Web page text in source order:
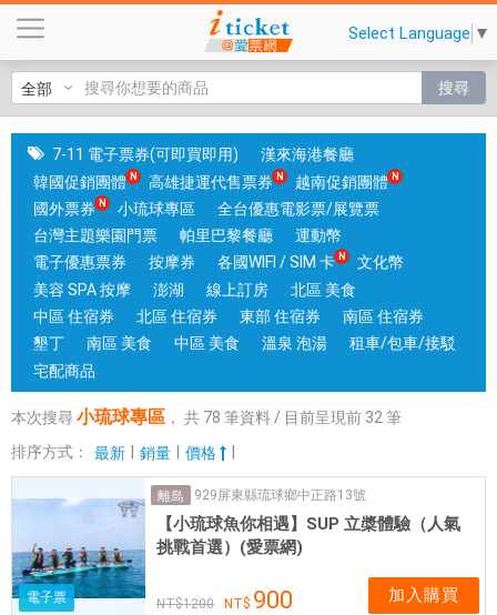
球
專
區
|
國
旅
卡
門
市
可
核
；
銷
各
國
實
體
Select Language ▼
搜尋
7-11 電子票券(可即買即用)
漢來海港餐廳
韓國促銷團體
高雄捷運代售票券
越南促銷團體
國外票券
小琉球專區
全台優惠電影票/展覽票
台灣主題樂園門票
帕里巴黎餐廳
運動幣
電子優惠票券
按摩券 各國WIFI / SIM 卡
文化幣
美容 SPA 按摩
澎湖 線上訂房
北區 美食
中區 住宿券
北區 住宿券 東部 住宿券
南區 住宿券
墾丁
南區 美食 中區 美食 溫泉 泡湯
租車/包車/接駁
宅配商品
本次搜尋 小琉球專區 ， 共 78 筆資料 / 目前呈現前 32 筆
排序方式：
最新 銷量 價格
電子票
離島 929屏東縣琉球鄉中正路13號
【小琉球魚你相遇】SUP 立槳體驗（人氣
挑戰首選）(愛票網)
1200 900 加入購買